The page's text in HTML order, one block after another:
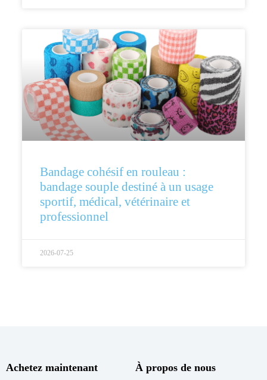
Bandage cohésif en rouleau :
bandage souple destiné à un usage
sportif, médical, vétérinaire et
professionnel
2026-07-25
Achetez maintenant À propos de nous